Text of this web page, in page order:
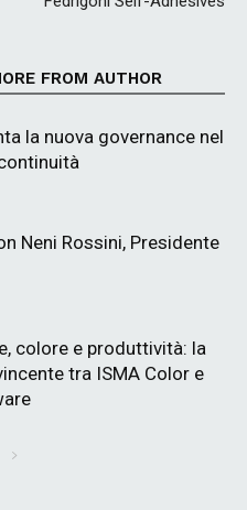
FROM AUTHOR
la nuova governance nel
Neni Rossini, Presidente
colore e produttività: la
tra ISMA Color e